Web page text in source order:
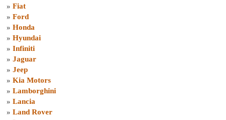
» Fiat
» Ford
» Honda
» Hyundai
» Infiniti
» Jaguar
» Jeep
» Kia Motors
» Lamborghini
» Lancia
» Land Rover